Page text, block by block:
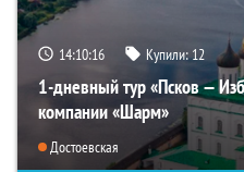
14:10:14 Купили:12
1-дневный тур «Псков —
компании «Шарм»
Достоевская